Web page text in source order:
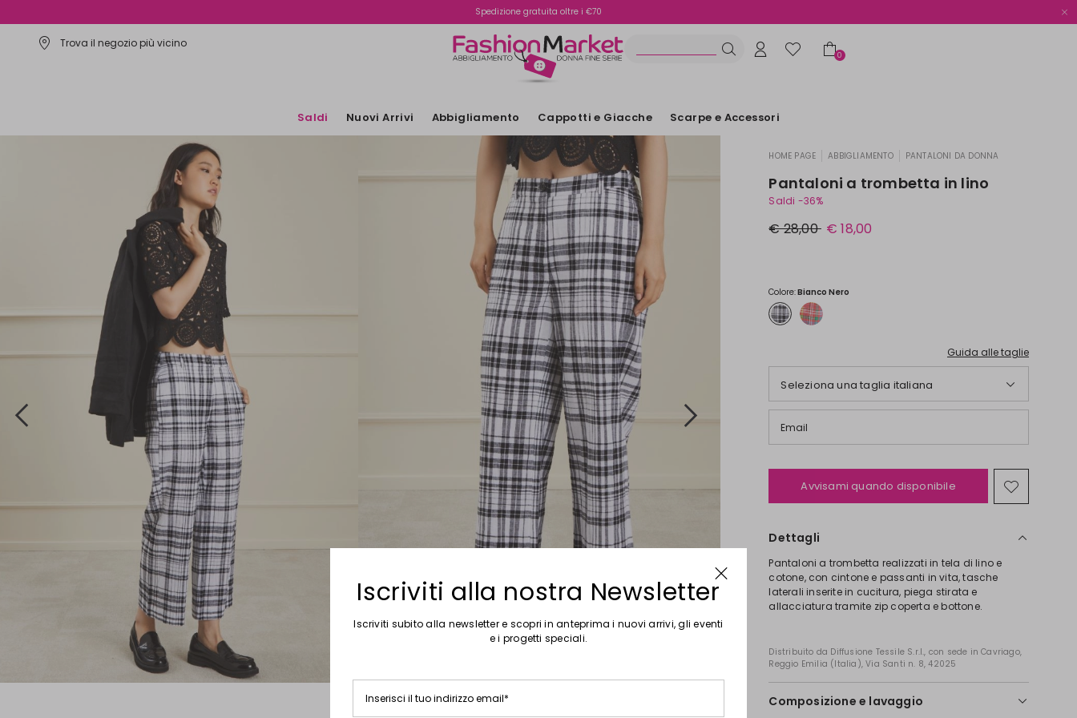
Reso facile e veloce
Spedizione gratuita oltre i €70
Trova il negozio più vicino
0
Saldi Nuovi Arrivi Abbigliamento Cappotti e Giacche Scarpe e Accessori
HOME PAGE| ABBIGLIAMENTO PANTALONI DA DONNA
Pantaloni a trombetta in lino
Saldi -36%
Prezzo
originale
€ 28,00 Nuovo
prezzo
€ 18,00
Colore:Bianco Nero
Guida alle taglie
Seleziona una taglia italiana
Email
Avvisami quando disponibile
Sposta
nella
Dettagli
Pantaloni a trombetta realizzati in tela di lino e
cotone, con cintone e passanti in vita, tasche
laterali inserite in cucitura, piega stirata e
allacciatura tramite zip coperta e bottone.
Distribuito da Diffusione Tessile S.r.l., con sede in Cavriago,
Reggio Emilia (Italia), Via Santi n. 8, 42025
Composizione e lavaggio
Iscriviti alla nostra Newsletter